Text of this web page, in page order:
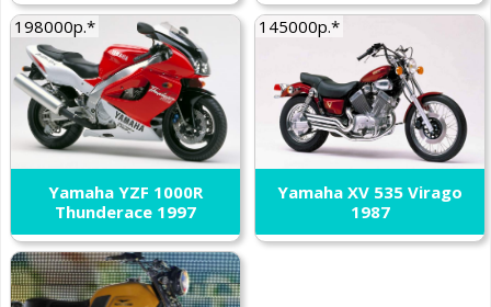
198000р.*
Yamaha YZF 1000R
Thunderace 1997
145000р.*
Yamaha XV 535 Virago
1987